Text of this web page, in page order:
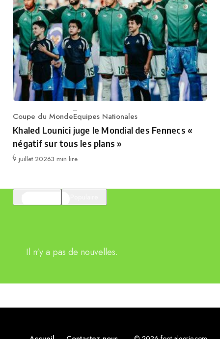
Category
Coupe du MondeEquipes Nationales
Khaled Lounici juge le Mondial des Fennecs «
négatif sur tous les plans »
Publié
9 juillet 20263 min lire
Il n'y a pas de nouvelles.